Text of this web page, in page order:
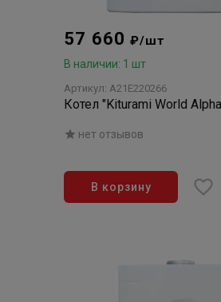
57 660₽/шт
В наличии: 1 шт
Артикул: A21E220266
Котел "Kiturami World
нет отзывов
В корзину